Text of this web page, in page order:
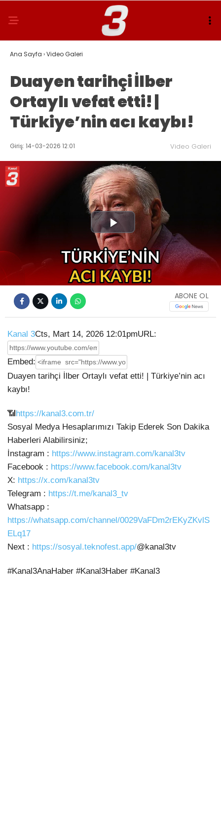
Ana Sayfa ›Video Galeri
Duayen tarihçi İlber
Ortaylı vefat etti! |
Türkiye’nin acı kaybı!
Giriş: 14-03-2026 12:01 Video Galeri
Play
Video
ABONE OL
Kanal 3Cts, Mart 14, 2026 12:01pmURL:
Embed:
Duayen tarihçi İlber Ortaylı vefat etti! | Türkiye’nin acı
kaybı!
📶https://kanal3.com.tr/
Sosyal Medya Hesaplarımızı Takip Ederek Son Dakika
Haberleri Alabilirsiniz;
İnstagram : https://www.instagram.com/kanal3tv
Facebook : https://www.facebook.com/kanal3tv
X: https://x.com/kanal3tv
Telegram : https://t.me/kanal3_tv
Whatsapp :
https://whatsapp.com/channel/0029VaFDm2rEKyZKvlS
ELq17
Next : https://sosyal.teknofest.app/@kanal3tv
#Kanal3AnaHaber #Kanal3Haber #Kanal3